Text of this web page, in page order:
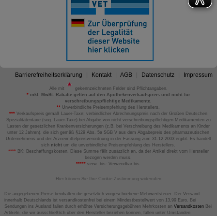
Barrierefreiheitserklärung Kontakt AGB Datenschutz Impressum
Alle mit
gekennzeichneten Felder sind Pflichtangaben.
*inkl. MwSt. Rabatte gelten auf den Apothekenverkaufspreis und nicht für
verschreibungspflichtige Medikamente.
** Unverbindliche Preisempfehlung des Herstellers.
*** Verkaufspreis gemäß Lauer-Taxe; verbindlicher Abrechnungspreis nach der Großen Deutschen
Spezialitätentaxe (sog. Lauer-Taxe) bei Abgabe von nicht verschreibungspflichtigen Medikamenten zu
Lasten der gesetzlichen Krankenversicherungen (z.B. bei Verschreibung des Medikaments an Kinder
unter 12 Jahren), die sich gemäß §129 Abs. 5a SGB V aus dem Abgabepreis des pharmazeutischen
Unternehmens und der Arzneimittelpreisverordnung in der Fassung zum 31.12.2003 ergibt. Es handelt
sich nicht um die unverbindliche Preisempfehlung des Herstellers.
****BK: Beschaffungskosten. Diese Summe fällt zusätzlich an, da der Artikel direkt vom Hersteller
bezogen werden muss.
*****verw. bis: Verwendbar bis.
Hier können Sie Ihre Cookie-Zustimmung widerrufen
Die angegebenen Preise beinhalten die gesetzlich vorgeschriebene Mehrwertsteuer. Der Versand
innerhalb Deutschlands ist versandkostenfrei bei einem Mindestbestellwert von 13,99 Euro. Bei
Sendungen ins Ausland fallen durch erhöhte Versicherungsgebühren Mehrkosten an VersandkostenBei
Artikeln, die wir ausschließlich über den Hersteller beziehen können, fallen unter Umständen